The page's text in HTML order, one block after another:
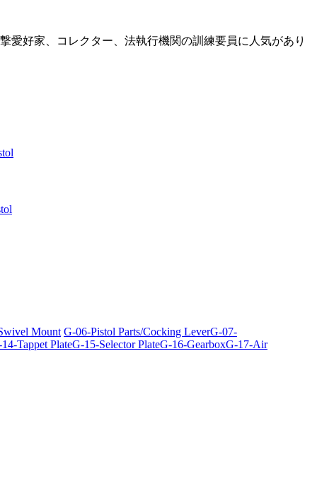
愛好家、コレクター、法執行機関の訓練要員に人気があり
Mount G-06-Pistol Parts/Cocking LeverG-07-
Tappet PlateG-15-Selector PlateG-16-GearboxG-17-Air